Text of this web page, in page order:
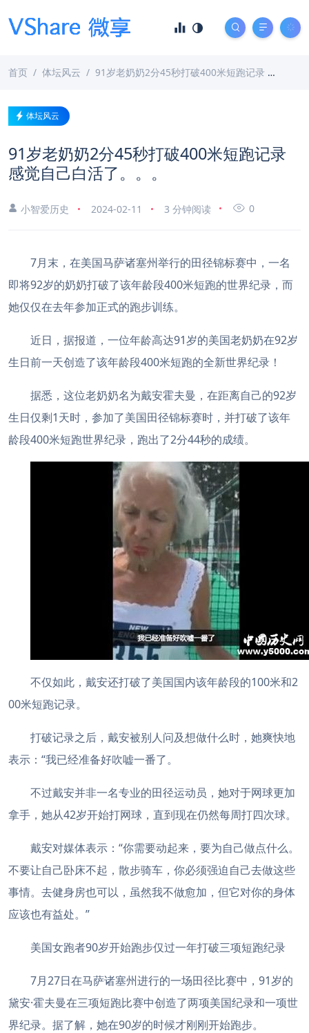
首页 体坛风云 91岁老奶奶2分45秒打破400米短跑记录 感觉自己白活了。。。
体坛风云
91岁老奶奶2分45秒打破400米短跑记录
感觉自己白活了。。。
小智爱历史 2024-02-11 3 分钟阅读 0
7月末，在美国马萨诸塞州举行的田径锦标赛中，一名
即将92岁的奶奶打破了该年龄段400米短跑的世界纪录，而
她仅仅在去年参加正式的跑步训练。
近日，据报道，一位年龄高达91岁的美国老奶奶在92岁
生日前一天创造了该年龄段400米短跑的全新世界纪录！
据悉，这位老奶奶名为戴安霍夫曼，在距离自己的92岁
生日仅剩1天时，参加了美国田径锦标赛时，并打破了该年
龄段400米短跑世界纪录，跑出了2分44秒的成绩。
不仅如此，戴安还打破了美国国内该年龄段的100米和2
00米短跑记录。
打破记录之后，戴安被别人问及想做什么时，她爽快地
表示：“我已经准备好吹嘘一番了。
不过戴安并非一名专业的田径运动员，她对于网球更加
拿手，她从42岁开始打网球，直到现在仍然每周打四次球。
戴安对媒体表示：“你需要动起来，要为自己做点什么。
不要让自己卧床不起，散步骑车，你必须强迫自己去做这些
事情。去健身房也可以，虽然我不做愈加，但它对你的身体
应该也有益处。”
美国女跑者90岁开始跑步仅过一年打破三项短跑纪录
7月27日在马萨诸塞州进行的一场田径比赛中，91岁的
黛安·霍夫曼在三项短跑比赛中创造了两项美国纪录和一项世
界纪录。据了解，她在90岁的时候才刚刚开始跑步。